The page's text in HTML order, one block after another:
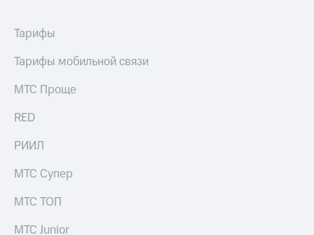
погашении
облигаций
развитие
этика
На главную
Тарифы
Тарифы мобильной связи
МТС Проще
RED
РИИЛ
МТС Супер
МТС ТОП
МТС Junior